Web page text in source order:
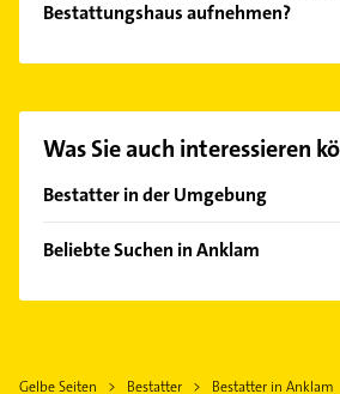
Bestattungshaus aufnehmen?
Hier finden Sie alleKontaktdaten
Was Sie auch interessieren
Bestatter in der Umgebung
Friedland Mecklenburg
Ueckermünde
Beliebte Suchen in Anklam
Gelbe Seiten Bestatter Bestatter in Anklam